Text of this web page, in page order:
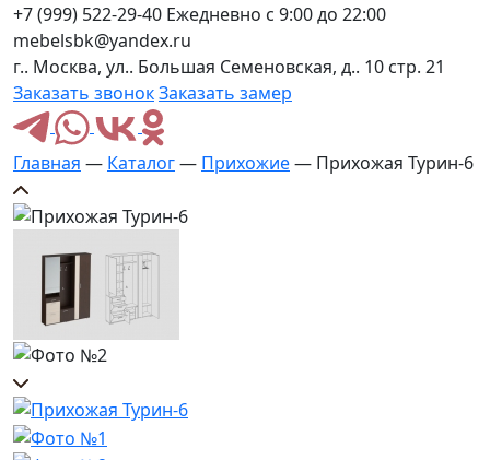
+7 (999) 522-29-40 Ежедневно с 9:00 до 22:00
mebelsbk@yandex.ru
г.. Москва, ул.. Большая Семеновская, д.. 10 стр. 21
Заказать звонокЗаказать замер
Главная — Каталог— Прихожие— Прихожая Турин-6